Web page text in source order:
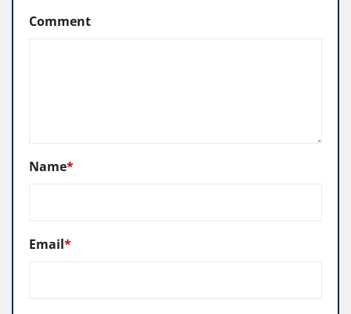
Comment
Name*
Email*